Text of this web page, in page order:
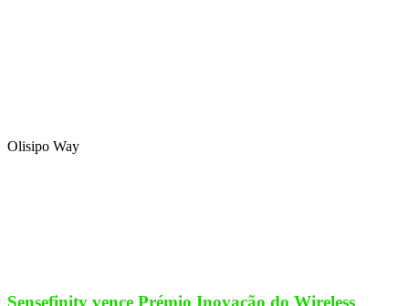
Olisipo Way
Sensefinity vence Prémio Inovação do Wireless